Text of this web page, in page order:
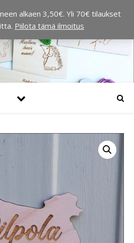
alkaen 3,50€. Yli 70€ tilaukset
Piilota tämä ilmoitus